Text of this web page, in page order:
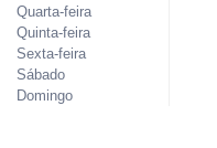
Quarta-feira
Quinta-feira
Sexta-feira
Sábado
Domingo